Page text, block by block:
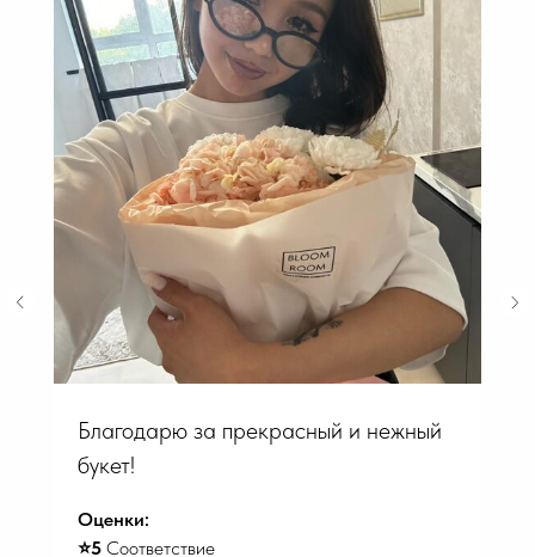
Благодарю за прекрасный и нежный
букет!
Оценки:
⭐️5 Соответствие